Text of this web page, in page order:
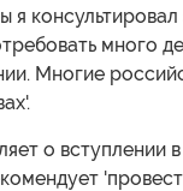
я
много
Многие
о вступлении